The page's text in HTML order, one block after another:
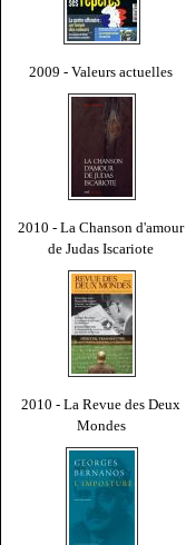
2009 - Valeurs actuelles
2010 - La Chanson d'amour
de Judas Iscariote
2010 - La Revue des Deux
Mondes